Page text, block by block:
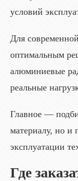
условий
Для
оптимальным
алюминиевые
реальные
Главное —
материалу, но и
эксплуатации
Где